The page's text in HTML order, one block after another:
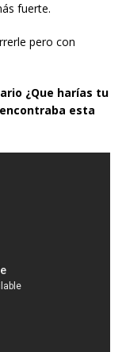
fuerte.
pero con
¿Que harías tu
esta